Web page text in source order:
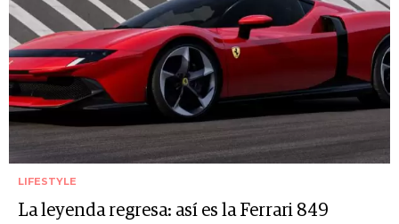
LIFESTYLE
La leyenda regresa: así es la Ferrari 849